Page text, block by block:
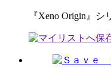
『Xeno Origin』